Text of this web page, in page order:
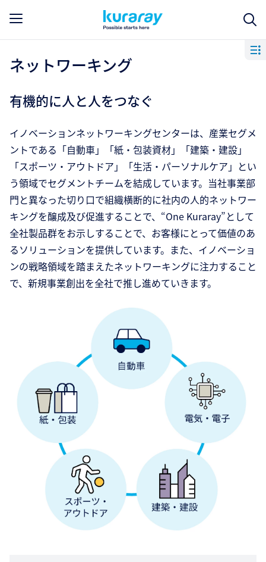
ネットワーキング
有機的に人と人をつなぐ
イノベーションネットワーキングセンターは、産業セグメ
ントである「自動車」「紙・包装資材」「建築・建設」
「スポーツ・アウトドア」「生活・パーソナルケア」とい
う領域でセグメントチームを結成しています。当社事業部
門と異なった切り口で組織横断的に社内の人的ネットワー
キングを醸成及び促進することで、“One Kuraray”として
全社製品群をお示しすることで、お客様にとって価値のあ
るソリューションを提供しています。また、イノベーショ
ンの戦略領域を踏まえたネットワーキングに注力すること
で、新規事業創出を全社で推し進めていきます。